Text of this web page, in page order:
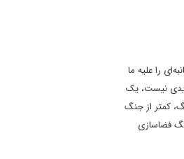
را علیه ما
نیست، یک
کمتر از جنگ
فضاسازی